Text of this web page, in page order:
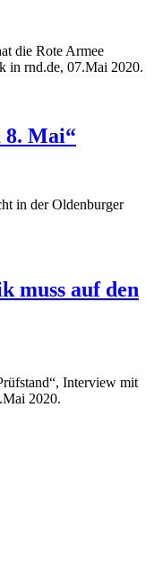
die Rote Armee
in rnd.de, 07.Mai 2020.
8. Mai“
in der Oldenburger
muss auf den
Interview mit
2020.